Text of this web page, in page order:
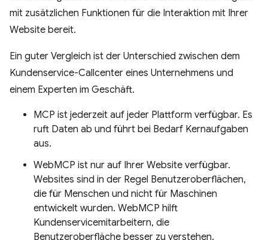
mit zusätzlichen Funktionen für die Interaktion mit Ihrer
Website bereit.
Ein guter Vergleich ist der Unterschied zwischen dem
Kundenservice-Callcenter eines Unternehmens und
einem Experten im Geschäft.
MCP ist jederzeit auf jeder Plattform verfügbar. Es
ruft Daten ab und führt bei Bedarf Kernaufgaben
aus.
WebMCP ist nur auf Ihrer Website verfügbar.
Websites sind in der Regel Benutzeroberflächen,
die für Menschen und nicht für Maschinen
entwickelt wurden. WebMCP hilft
Kundenservicemitarbeitern, die
Benutzeroberfläche besser zu verstehen.